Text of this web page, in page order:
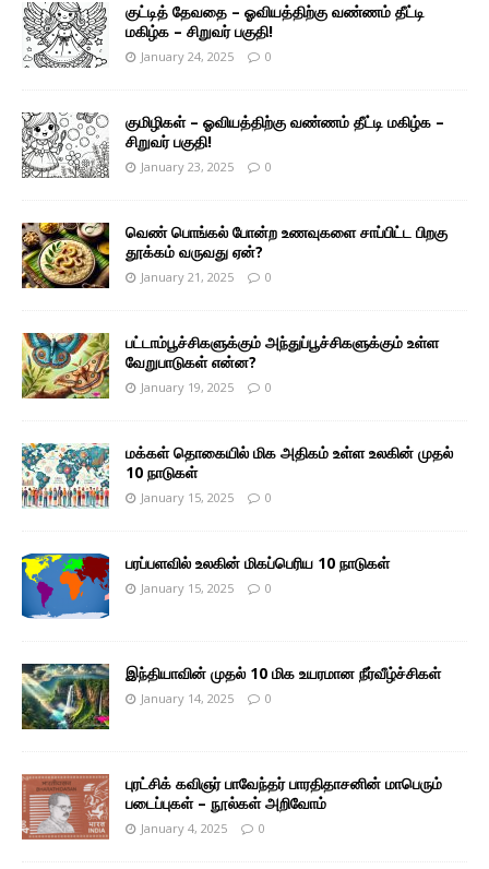
குட்டித் தேவதை – ஓவியத்திற்கு வண்ணம் தீட்டி
மகிழ்க – சிறுவர் பகுதி!
January 24, 2025 0
குமிழிகள் – ஓவியத்திற்கு வண்ணம் தீட்டி மகிழ்க –
சிறுவர் பகுதி!
January 23, 2025 0
வெண் பொங்கல் போன்ற உணவுகளை சாப்பிட்ட பிறகு
தூக்கம் வருவது ஏன்?
January 21, 2025 0
பட்டாம்பூச்சிகளுக்கும் அந்துப்பூச்சிகளுக்கும் உள்ள
வேறுபாடுகள் என்ன?
January 19, 2025 0
மக்கள் தொகையில் மிக அதிகம் உள்ள உலகின் முதல்
10 நாடுகள்
January 15, 2025 0
பரப்பளவில் உலகின் மிகப்பெரிய 10 நாடுகள்
January 15, 2025 0
இந்தியாவின் முதல் 10 மிக உயரமான நீர்வீழ்ச்சிகள்
January 14, 2025 0
புரட்சிக் கவிஞர் பாவேந்தர் பாரதிதாசனின் மாபெரும்
படைப்புகள் – நூல்கள் அறிவோம்
January 4, 2025 0